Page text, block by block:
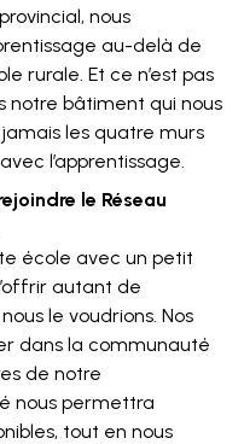
nous
au-delà de
rurale. Et ce n’est pas
notre bâtiment qui nous
les quatre murs
l’apprentissage.
le Réseau
école avec un petit
autant de
le voudrions. Nos
dans la communauté
de notre
nous permettra
tout en nous